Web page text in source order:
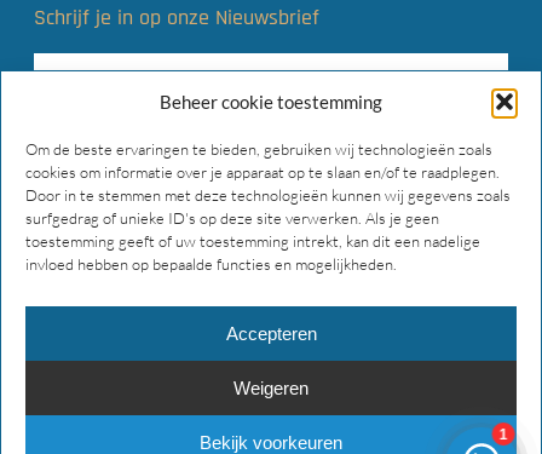
Beheer cookie toestemming
Om de beste ervaringen te bieden, gebruiken wij technologieën zoals
cookies om informatie over je apparaat op te slaan en/of te raadplegen.
Door in te stemmen met deze technologieën kunnen wij gegevens zoals
surfgedrag of unieke ID's op deze site verwerken. Als je geen
toestemming geeft of uw toestemming intrekt, kan dit een nadelige
invloed hebben op bepaalde functies en mogelijkheden.
Accepteren
Weigeren
Bekijk voorkeuren
Schrijf je in op onze Nieuwsbrief